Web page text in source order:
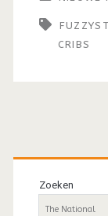
CRIBS
Zoeken